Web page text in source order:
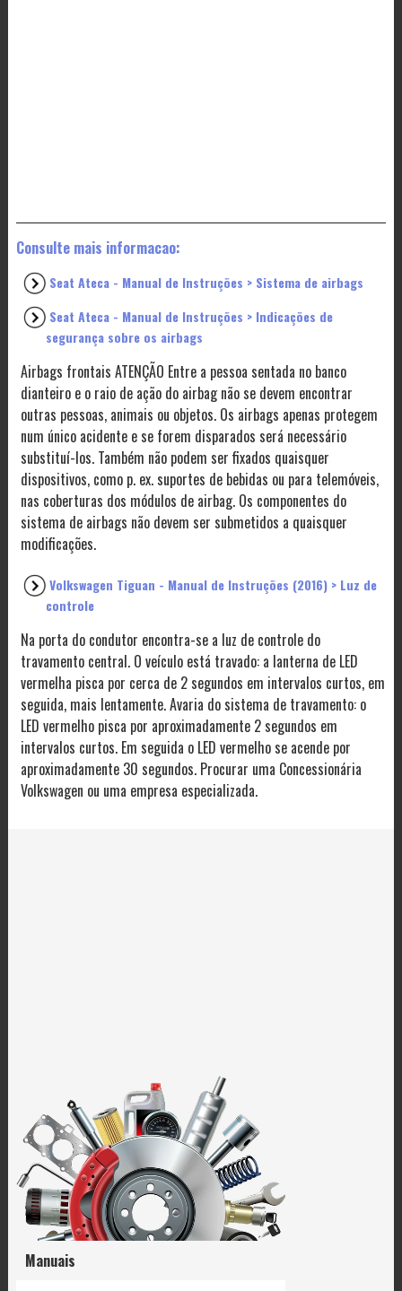
Consulte mais informacao:
Seat Ateca - Manual de Instruções > Sistema de airbags
Seat Ateca - Manual de Instruções > Indicações de
segurança sobre os airbags
Airbags frontais ATENÇÃO Entre a pessoa sentada no banco
dianteiro e o raio de ação do airbag não se devem encontrar
outras pessoas, animais ou objetos. Os airbags apenas protegem
num único acidente e se forem disparados será necessário
substituí-los. Também não podem ser fixados quaisquer
dispositivos, como p. ex. suportes de bebidas ou para telemóveis,
nas coberturas dos módulos de airbag. Os componentes do
sistema de airbags não devem ser submetidos a quaisquer
modificações.
Volkswagen Tiguan - Manual de Instruções (2016) > Luz de
controle
Na porta do condutor encontra-se a luz de controle do
travamento central. O veículo está travado: a lanterna de LED
vermelha pisca por cerca de 2 segundos em intervalos curtos, em
seguida, mais lentamente. Avaria do sistema de travamento: o
LED vermelho pisca por aproximadamente 2 segundos em
intervalos curtos. Em seguida o LED vermelho se acende por
aproximadamente 30 segundos. Procurar uma Concessionária
Volkswagen ou uma empresa especializada.
Manuais